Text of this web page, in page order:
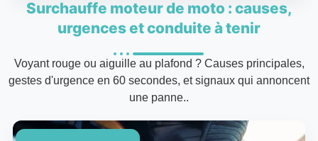
Surchauffe moteur de moto : causes,
urgences et conduite à tenir
Voyant rouge ou aiguille au plafond ? Causes principales,
gestes d'urgence en 60 secondes, et signaux qui annoncent
une panne..